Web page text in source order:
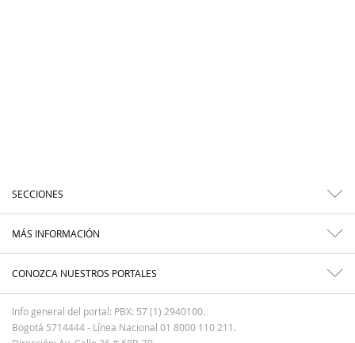
SECCIONES
MÁS INFORMACIÓN
CONOZCA NUESTROS PORTALES
Info general del portal: PBX: 57 (1) 2940100.
Bogotá 5714444 - Línea Nacional 01 8000 110 211.